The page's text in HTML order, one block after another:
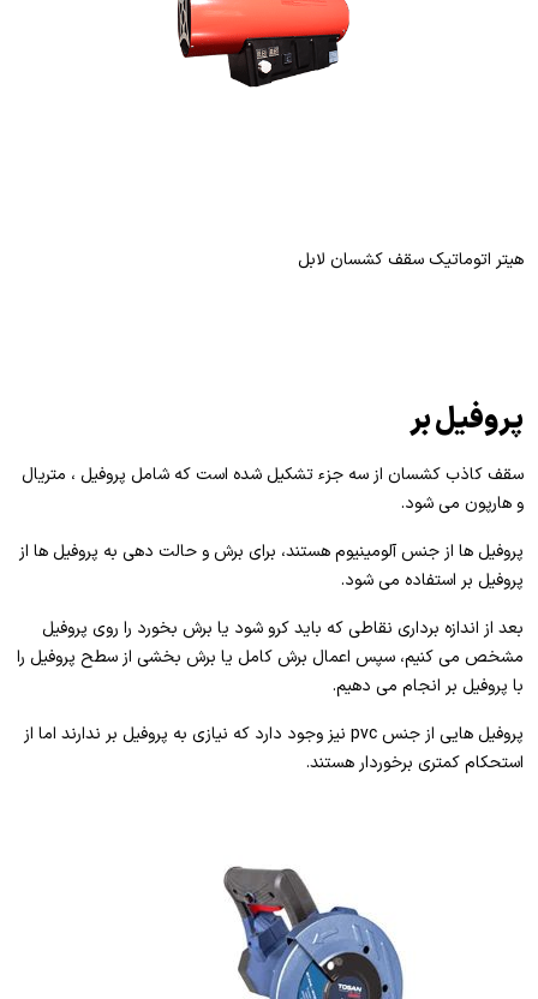
هیتر اتوماتیک سقف کشسان لابل
پروفیل بر
سقف کاذب کشسان از سه جزء تشکیل شده است که شامل پروفیل ، متریال
و هارپون می شود.
پروفیل ها از جنس آلومینیوم هستند، برای برش و حالت دهی به پروفیل ها از
پروفیل بر استفاده می شود.
بعد از اندازه برداری نقاطی که باید کرو شود یا برش بخورد را روی پروفیل
مشخص می کنیم، سپس اعمال برش کامل یا برش بخشی از سطح پروفیل را
با پروفیل بر انجام می دهیم.
پروفیل هایی از جنس pvc نیز وجود دارد که نیازی به پروفیل بر ندارند اما از
استحکام کمتری برخوردار هستند.